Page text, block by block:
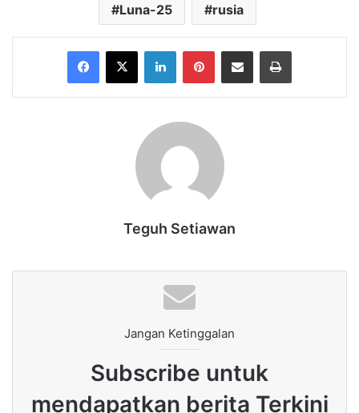
Luna-25 rusia
Facebook
X LinkedInPinterestShare via Email Print
Teguh Setiawan
Jangan Ketinggalan
Subscribe untuk
mendapatkan berita Terkini